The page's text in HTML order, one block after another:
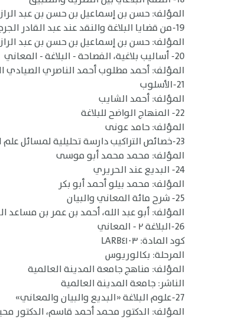
المؤلف: حسن بن إسماعيل بن حسن بن عبد الرازق
19-من قضايا البلاغة والنقد عند عبد القادر الجرجاني
المؤلف: حسن بن إسماعيل بن حسن بن عبد الرازق
20- أساليب بلاغية، الفصاحة - البلاغة - المعاني
المؤلف: أحمد مطلوب أحمد الناصري الصيادي
21-الأسلوب
المؤلف: أحمد الشايب
22- المنهاج الواضح للبلاغة
المؤلف: حامد عونى
23-خصائص التراكيب دارسة تحليلية لمسائل علم المعاني
المؤلف: محمد محمد أبو موسى
24- البديع عند الحريري
المؤلف: محمد بيلو أحمد أبو بكر
25- شرح مائة المعاني والبيان
المؤلف: أبو عبد الله، أحمد بن عمر بن مساعد
26-البلاغة ٢ - المعاني
كود المادة: LARB٤١٠٣
المرحلة: بكالوريوس
المؤلف: مناهج جامعة المدينة العالمية
الناشر: جامعة المدينة العالمية
27-علوم البلاغة «البديع والبيان والمعاني»
المؤلف: الدكتور محمد أحمد قاسم، الدكتور